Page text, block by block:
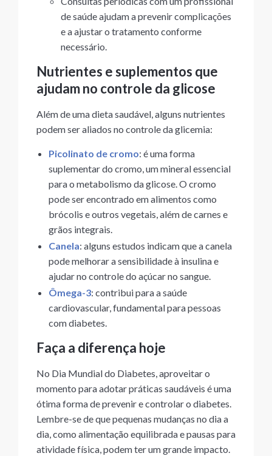
de saúde ajudam a prevenir complicações
e a ajustar o tratamento conforme
necessário.
Nutrientes e suplementos que
ajudam no controle da glicose
Além de uma dieta saudável, alguns nutrientes
podem ser aliados no controle da glicemia:
Picolinato de cromo: é uma forma
suplementar do cromo, um mineral essencial
para o metabolismo da glicose. O cromo
pode ser encontrado em alimentos como
brócolis e outros vegetais, além de carnes e
grãos integrais.
Canela: alguns estudos indicam que a canela
pode melhorar a sensibilidade à insulina e
ajudar no controle do açúcar no sangue.
Ômega-3: contribui para a saúde
cardiovascular, fundamental para pessoas
com diabetes.
Faça a diferença hoje
No Dia Mundial do Diabetes, aproveitar o
momento para adotar práticas saudáveis é uma
ótima forma de prevenir e controlar o diabetes.
Lembre-se de que pequenas mudanças no dia a
dia, como alimentação equilibrada e pausas para
atividade física, podem ter um grande impacto.